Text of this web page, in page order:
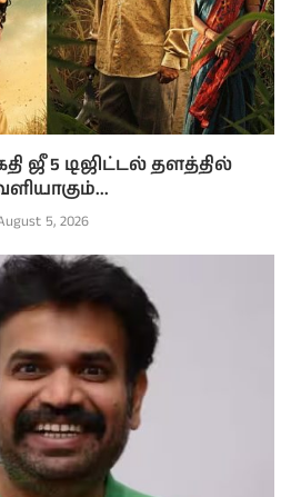
ஜீ 5 டிஜிட்டல் தளத்தில்
5, 2026